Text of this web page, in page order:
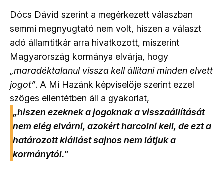
Dócs Dávid szerint a megérkezett válaszban
semmi megnyugtató nem volt, hiszen a választ
adó államtitkár arra hivatkozott, miszerint
Magyarország kormánya elvárja, hogy
„maradéktalanul vissza kell állítani minden elvett
jogot”. A Mi Hazánk képviselője szerint ezzel
szöges ellentétben áll a gyakorlat,
„hiszen ezeknek a jogoknak a visszaállítását
nem elég elvárni, azokért harcolni kell, de ezt a
határozott kiállást sajnos nem látjuk a
kormánytól.”